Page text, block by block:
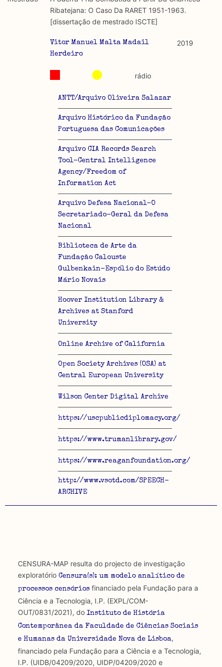
académicos.
Limitações
A lista procura incluir as publicações mais relevantes
produzidos até 2022, contudo não foi possível ter acesso
discurso e uso da liberdade de expressão. Trata-se de
uma censura que é omnipresente, dado que é
constitutiva do próprio acto de fala.
Regulatória e Constitutiva : são combinadas ambas
Tipo investigação realizada
Empírica
Combinação teórico-empírica
Os resultados obtidos podem ser exportados em formato
.csv para importação em programas de folha de cálculo
Ribatejana: O Caso Da RARET 1951-1963.
[dissertação de mestrado ISCTE]
Vitor Manuel Malta Madail
Herdeiro
2019
ANTT/Arquivo Oliveira Salazar
Arquivo Histórico da Fundação
Portuguesa das Comunicações
Arquivo CIA Records Search
Tool-Central Intelligence
Agency/Freedom of
Information Act
Arquivo Defesa Nacional-O
Secretariado-Geral da Defesa
Nacional
Biblioteca de Arte da
Fundação Calouste
Gulbenkain-Espólio do Estúdo
Mário Novais
Hoover Institution Library &
Archives at Stanford
University
Online Archive of California
Open Society Archives (OSA) at
Central European University
Wilson Center Digital Archive
https://uscpublicdiplomacy.org/
https://www.trumanlibrary.gov/
https://www.reaganfoundation.org/
http://www.vsotd.com/SPEECH-
ARCHIVE
rádio
CENSURA-MAP resulta do projecto de investigação
exploratório Censura(s): um modelo analítico de
processos censóriosfinanciado pela Fundação para a
Ciência e a Tecnologia, I.P. (EXPL/COM-
OUT/0831/2021), do Instituto de História
Contemporânea da Faculdade de Ciências Sociais
e Humanas da Universidade Nova de Lisboa,
financiado pela Fundação para a Ciência e a Tecnologia,
I.P. (UIDB/04209/2020, UIDP/04209/2020 e